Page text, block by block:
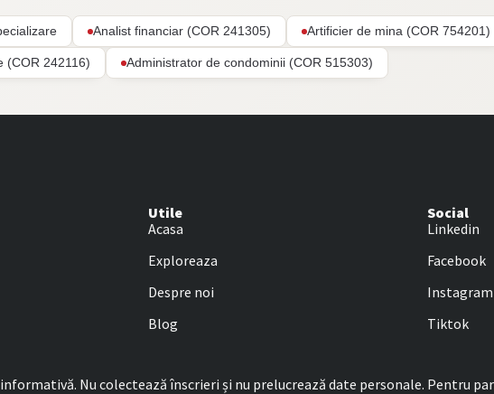
Analist financiar (COR 241305) Artificier de mina (COR 754201)
(COR 242116) Administrator de condominii (COR 515303)
Utile
Acasa
Exploreaza
Despre noi
Blog
Social
Linkedin
Facebook
Instagram
Tiktok
Nu colectează înscrieri și nu prelucrează date personale. Pentru